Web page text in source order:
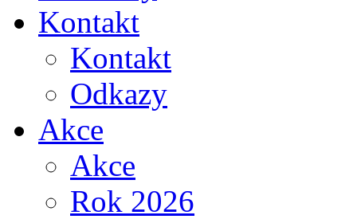
Kontakt
Kontakt
Odkazy
Akce
Akce
Rok 2026